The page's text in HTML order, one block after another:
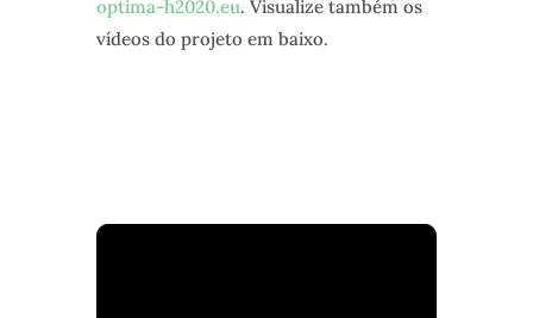
optima-h2020.eu. Visualize também os
vídeos do projeto em baixo.